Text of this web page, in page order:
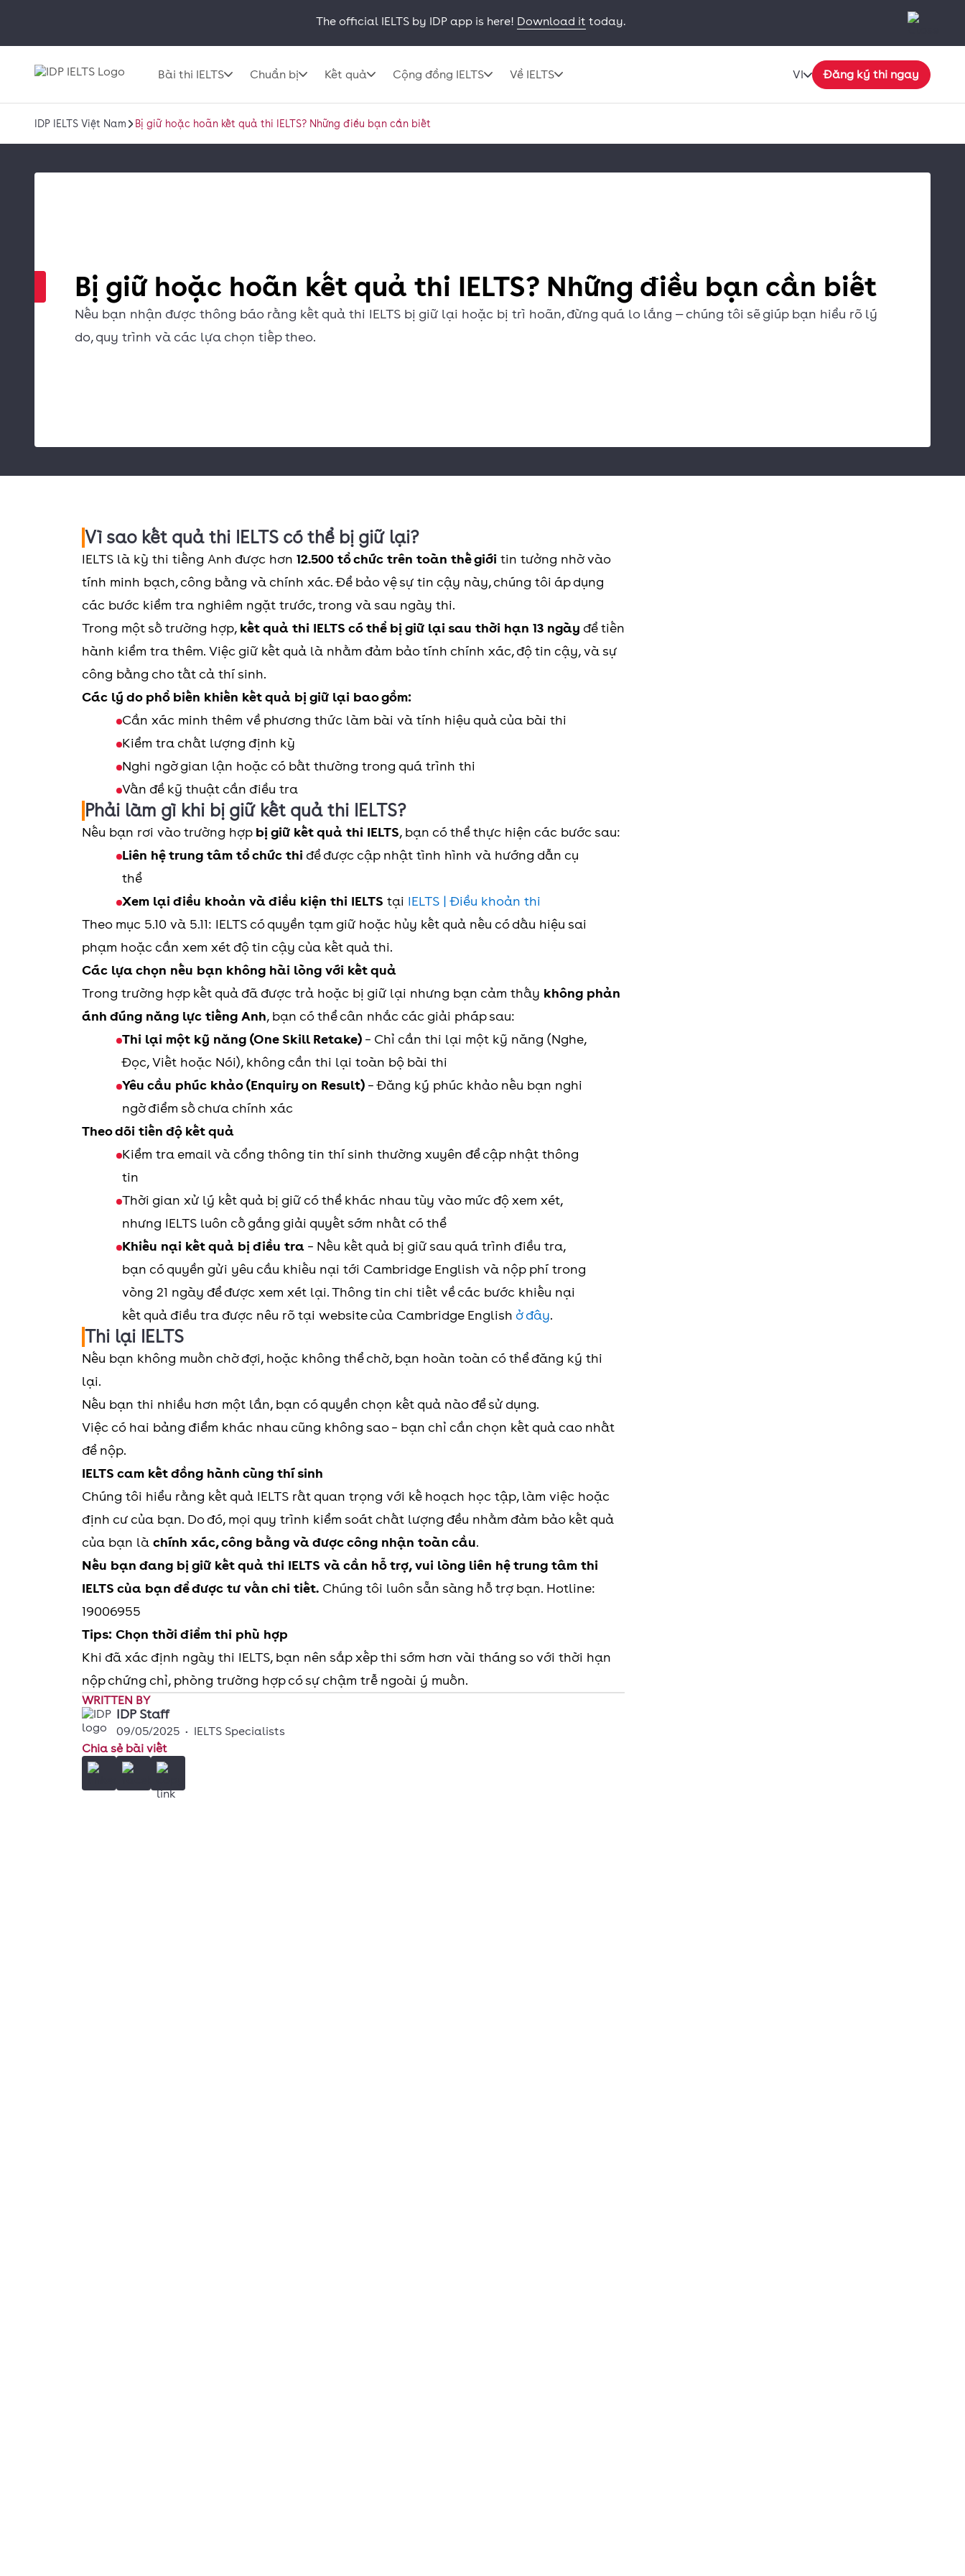
The official IELTS by IDP app is here! Download it today.
Bài thi IELTS Chuẩn bị Kết quả Cộng đồng IELTS Về IELTS VI Đăng ký thi ngay
IDP IELTS Việt Nam Bị giữ hoặc hoãn kết quả thi IELTS? Những điều bạn cần biết
Bị giữ hoặc hoãn kết quả thi IELTS? Những điều bạn cần biết
Nếu bạn nhận được thông báo rằng kết quả thi IELTS bị giữ lại hoặc bị trì hoãn, đừng quá lo lắng — chúng tôi sẽ giúp bạn hiểu rõ lý
do, quy trình và các lựa chọn tiếp theo.
Vì sao kết quả thi IELTS có thể bị giữ lại?
IELTS là kỳ thi tiếng Anh được hơn 12.500 tổ chức trên toàn thế giới tin tưởng nhờ vào
tính minh bạch, công bằng và chính xác. Để bảo vệ sự tin cậy này, chúng tôi áp dụng
các bước kiểm tra nghiêm ngặt trước, trong và sau ngày thi.
Trong một số trường hợp, kết quả thi IELTS có thể bị giữ lại sau thời hạn 13 ngày để tiến
hành kiểm tra thêm. Việc giữ kết quả là nhằm đảm bảo tính chính xác, độ tin cậy, và sự
công bằng cho tất cả thí sinh.
Các lý do phổ biến khiến kết quả bị giữ lại bao gồm:
Cần xác minh thêm về phương thức làm bài và tính hiệu quả của bài thi
Kiểm tra chất lượng định kỳ
Nghi ngờ gian lận hoặc có bất thường trong quá trình thi
Vấn đề kỹ thuật cần điều tra
Phải làm gì khi bị giữ kết quả thi IELTS?
Nếu bạn rơi vào trường hợp bị giữ kết quả thi IELTS, bạn có thể thực hiện các bước sau:
Liên hệ trung tâm tổ chức thi để được cập nhật tình hình và hướng dẫn cụ
thể
Xem lại điều khoản và điều kiện thi IELTS tại IELTS | Điều khoản thi
Theo mục 5.10 và 5.11: IELTS có quyền tạm giữ hoặc hủy kết quả nếu có dấu hiệu sai
phạm hoặc cần xem xét độ tin cậy của kết quả thi.
Các lựa chọn nếu bạn không hài lòng với kết quả
Trong trường hợp kết quả đã được trả hoặc bị giữ lại nhưng bạn cảm thấy không phản
ánh đúng năng lực tiếng Anh, bạn có thể cân nhắc các giải pháp sau:
Thi lại một kỹ năng (One Skill Retake) – Chỉ cần thi lại một kỹ năng (Nghe,
Đọc, Viết hoặc Nói), không cần thi lại toàn bộ bài thi
Yêu cầu phúc khảo (Enquiry on Result) – Đăng ký phúc khảo nếu bạn nghi
ngờ điểm số chưa chính xác
Theo dõi tiến độ kết quả
Kiểm tra email và cổng thông tin thí sinh thường xuyên để cập nhật thông
tin
Thời gian xử lý kết quả bị giữ có thể khác nhau tùy vào mức độ xem xét,
nhưng IELTS luôn cố gắng giải quyết sớm nhất có thể
Khiếu nại kết quả bị điều tra – Nếu kết quả bị giữ sau quá trình điều tra,
bạn có quyền gửi yêu cầu khiếu nại tới Cambridge English và nộp phí trong
vòng 21 ngày để được xem xét lại. Thông tin chi tiết về các bước khiếu nại
kết quả điều tra được nêu rõ tại website của Cambridge English ở đây.
Thi lại IELTS
Nếu bạn không muốn chờ đợi, hoặc không thể chờ, bạn hoàn toàn có thể đăng ký thi
lại.
Nếu bạn thi nhiều hơn một lần, bạn có quyền chọn kết quả nào để sử dụng.
Việc có hai bảng điểm khác nhau cũng không sao – bạn chỉ cần chọn kết quả cao nhất
để nộp.
IELTS cam kết đồng hành cùng thí sinh
Chúng tôi hiểu rằng kết quả IELTS rất quan trọng với kế hoạch học tập, làm việc hoặc
định cư của bạn. Do đó, mọi quy trình kiểm soát chất lượng đều nhằm đảm bảo kết quả
của bạn là chính xác, công bằng và được công nhận toàn cầu.
Nếu bạn đang bị giữ kết quả thi IELTS và cần hỗ trợ, vui lòng liên hệ trung tâm thi
IELTS của bạn để được tư vấn chi tiết. Chúng tôi luôn sẵn sàng hỗ trợ bạn. Hotline:
19006955
Tips: Chọn thời điểm thi phù hợp
Khi đã xác định ngày thi IELTS, bạn nên sắp xếp thi sớm hơn vài tháng so với thời hạn
nộp chứng chỉ, phòng trường hợp có sự chậm trễ ngoài ý muốn.
WRITTEN BY
IDP Staff
09/05/2025 • IELTS Specialists
Chia sẻ bài viết